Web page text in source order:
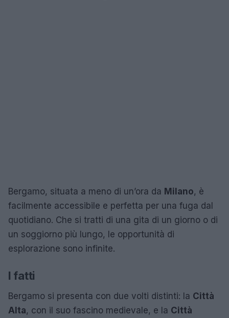
Bergamo, situata a meno di un’ora da Milano, è
facilmente accessibile e perfetta per una fuga dal
quotidiano. Che si tratti di una gita di un giorno o di
un soggiorno più lungo, le opportunità di
esplorazione sono infinite.
I fatti
Bergamo si presenta con due volti distinti: la Città
Alta, con il suo fascino medievale, e la Città